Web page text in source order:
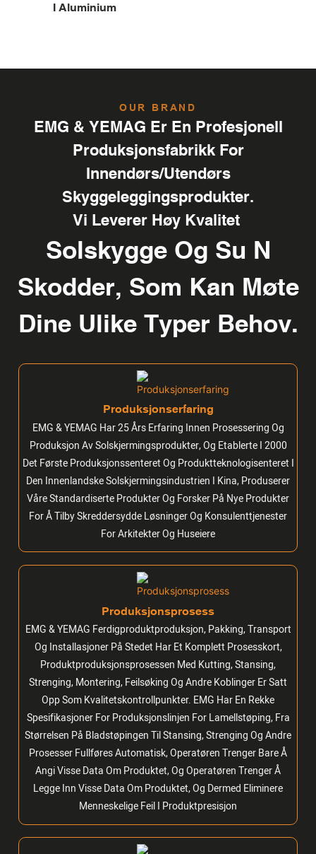
I Aluminium
OUR BRAND
EMG & YEMAG Er En Profesjonell
Produksjonsfabrikk For
Innendørs/utendørs
Skyggeleggingsprodukter.
Vi Leverer Høy Kvalitet
Solskygge Og Su N
Skodder, Som Kan Møte
Dine Ulike Typer Behov.
Produksjonserfaring
EMG & YEMAG Har 25 Års Erfaring Innen Prosessering Og
Produksjon Av Solskjermingsprodukter, Og Etablerte I 2000
Det Første Produksjonssenteret Og Produktteknologisenteret I
Den Innenlandske Solskjermingsindustrien I Kina, Produserer
Våre Standardiserte Produkter Og Forsker På Nye Produkter
For Å Tilby Skreddersydde Løsninger Og Konsulenttjenester
For Arkitekter Og Huseiere
Produksjonsprosess
EMG & YEMAG Ferdigproduktproduksjon, Pakking, Transport
Og Installasjoner På Stedet Har Et Komplett Prosesskort,
Produktproduksjonsprosessen Med Kutting, Stansing,
Strenging, Montering, Feilsøking Og Andre Koblinger Er Satt
Opp Som Kvalitetskontrollpunkter. EMG Har En Rekke
Spesifikasjoner For Produksjonslinjen For Lamellstøping, Fra
Størrelsen På Bladstøpingen Til Stansing, Strenging Og Andre
Prosesser Fullføres Automatisk, Operatøren Trenger Bare Å
Angi Visse Data Om Produktet, Og Operatøren Trenger Å
Legge Inn Visse Data Om Produktet, Og Dermed Eliminere
Menneskelige Feil I Produktpresisjon